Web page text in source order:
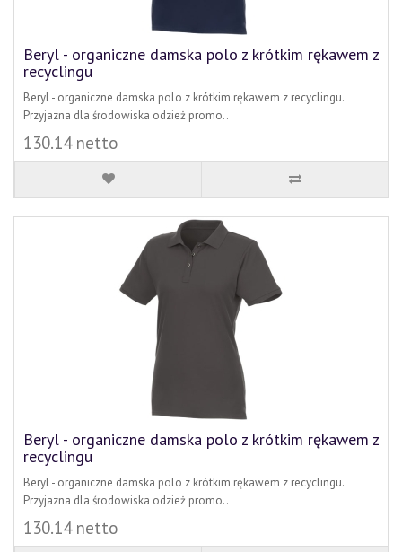
Beryl - organiczne damska polo z krótkim rękawem z
recyclingu
Beryl - organiczne damska polo z krótkim rękawem z recyclingu.
Przyjazna dla środowiska odzież promo..
130.14 netto
Beryl - organiczne damska polo z krótkim rękawem z
recyclingu
Beryl - organiczne damska polo z krótkim rękawem z recyclingu.
Przyjazna dla środowiska odzież promo..
130.14 netto